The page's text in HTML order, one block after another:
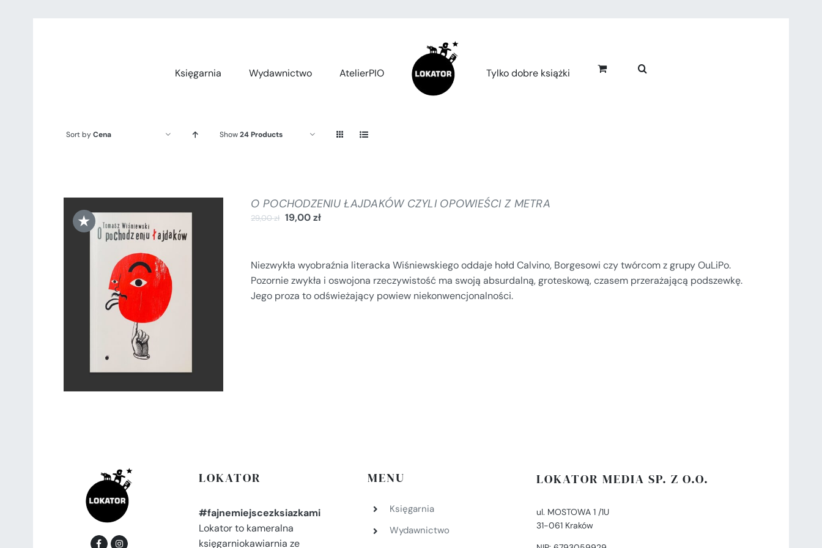
Księgarnia
Wydawnictwo AtelierPIO Tylko dobre książki
Sort byCena Show24 Products
★
DODAJ DO KOSZYKA
SZCZEGÓŁY
O POCHODZENIU ŁAJDAKÓW CZYLI OPOWIEŚCI Z METRA
29,00zł 19,00zł
Niezwykła wyobraźnia literacka Wiśniewskiego oddaje hołd Calvino, Borgesowi czy twórcom z grupy OuLiPo.
Pozornie zwykła i oswojona rzeczywistość ma swoją absurdalną, groteskową, czasem przerażającą podszewkę.
Jego proza to odświeżający powiew niekonwencjonalności.
LOKATOR
#fajnemiejscezksiazkami
Lokator to kameralna
księgarniokawiarnia ze
MENU
Księgarnia
Wydawnictwo
LOKATOR MEDIA SP. Z O.O.
ul. MOSTOWA 1 /1U
31-061 Kraków